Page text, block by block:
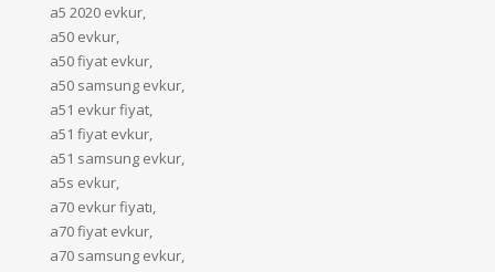
a5 2020 evkur,
a50 evkur,
a50 fiyat evkur,
a50 samsung evkur,
a51 evkur fiyat,
a51 fiyat evkur,
a51 samsung evkur,
a5s evkur,
a70 evkur fiyatı,
a70 fiyat evkur,
a70 samsung evkur,